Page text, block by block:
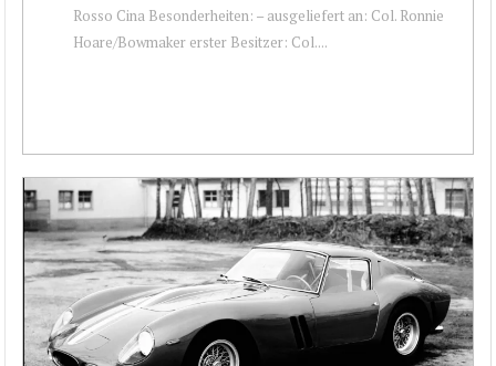
Rosso Cina Besonderheiten: – ausgeliefert an: Col. Ronnie
Hoare/Bowmaker erster Besitzer: Col....